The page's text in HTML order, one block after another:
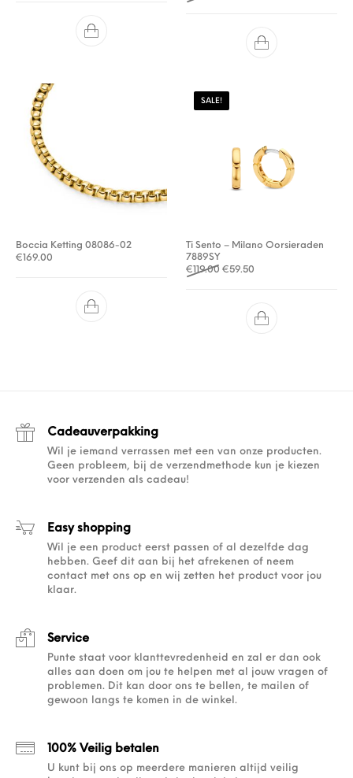
Boccia Ketting 08086-02
€ 169.00
SALE!
Ti Sento – Milano Oorsieraden
7889SY
€ 119.00 Oorspronkelijke prijs was:
€59.50
Cadeauverpakking
Wil je iemand verrassen met een van onze producten.
Geen probleem, bij de verzendmethode kun je kiezen
voor verzenden als cadeau!
Easy shopping
Wil je een product eerst passen of al dezelfde dag
hebben. Geef dit aan bij het afrekenen of neem
contact met ons op en wij zetten het product voor jou
klaar.
Service
Punte staat voor klanttevredenheid en zal er dan ook
alles aan doen om jou te helpen met al jouw vragen of
problemen. Dit kan door ons te bellen, te mailen of
gewoon langs te komen in de winkel.
100% Veilig betalen
U kunt bij ons op meerdere manieren altijd veilig